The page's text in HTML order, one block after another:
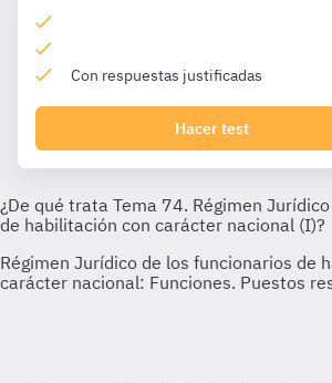
Con respuestas justificadas
Hacer test